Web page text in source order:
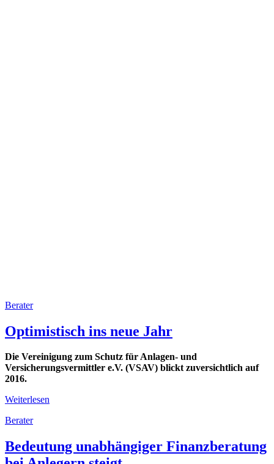
Berater
Optimistisch ins neue Jahr
Die Vereinigung zum Schutz für Anlagen- und
Versicherungsvermittler e.V. (VSAV) blickt zuversichtlich auf
2016.
Weiterlesen
Berater
Bedeutung unabhängiger Finanzberatung